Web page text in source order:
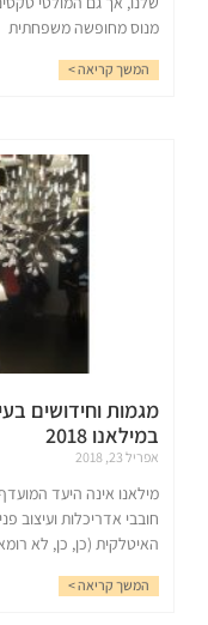
מנוס מחופשה משפחתית
המשך קריאה >
מגמות וחידושים
במילאנו 2018
אפריל 23, 2018
מילאנו אינה היעד
חובבי אדריכלות ועיצוב
האיטלקית (כן, כן, לא
המשך קריאה >